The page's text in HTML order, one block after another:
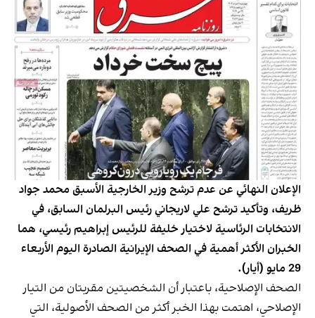
الإعلان النهائي عن عدم ترشح وزير الخارجية الأسبق محمد جواد
ظريف، وتأكيد ترشح علي لاريجاني رئيس البرلمان السابق، في
الانتخابات الرئاسية لاختيار خليفة للرئيس إبراهيم رئيسي، هما
الخبران الأكثر أهمية في الصحف الإيرانية الصادرة اليوم الأربعاء
29 مايو (أيار).
الصحف الإصلاحية، باعتبار أن الشخصيتين مقربتان من التيار
الإصلاحي، اهتمت بهذا الخبر أكثر من الصحف الأصولية، التي